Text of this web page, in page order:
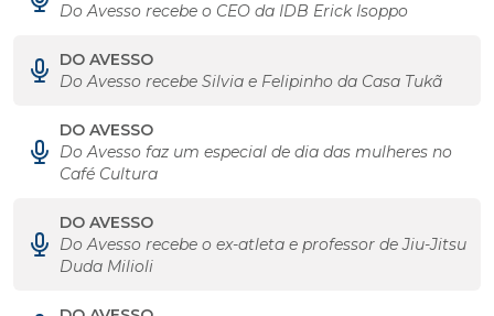
Do Avesso recebe o CEO da IDB Erick Isoppo
DO AVESSO
Do Avesso recebe Silvia e Felipinho da Casa Tukã
DO AVESSO
Do Avesso faz um especial de dia das mulheres no
Café Cultura
DO AVESSO
Do Avesso recebe o ex-atleta e professor de Jiu-Jitsu
Duda Milioli